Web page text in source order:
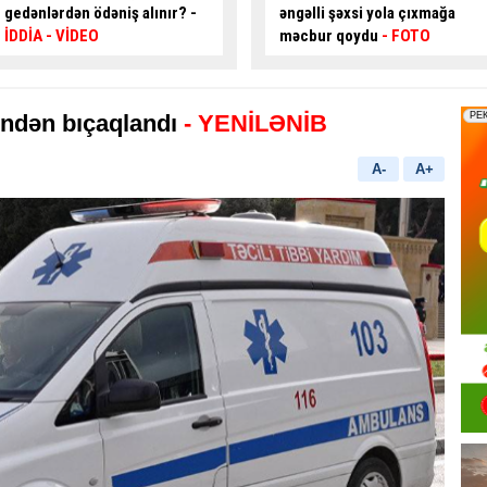
əngəlli şəxsi yola çıxmağa
məcbur qoydu
modeli tətbiq oluna bilər?
AÇIQLAMA
bıçaqlandı - YENİLƏNİB
A- A+